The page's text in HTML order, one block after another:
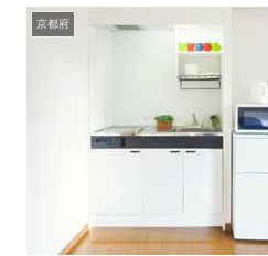
京都府